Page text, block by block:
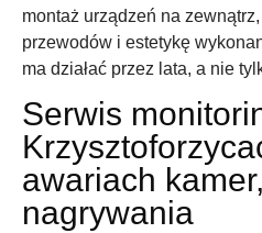
montaż urządzeń na
przewodów i estetykę
ma działać przez lata, a nie
Serwis
awariach
nagrywania